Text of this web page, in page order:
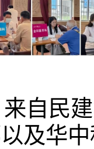
自民
及华